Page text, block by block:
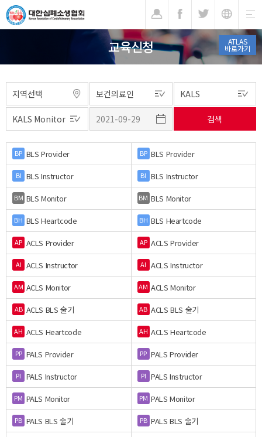
ATLAS
바로가기
교육신청
BP BLS Provider BP BLS Provider
BI BLS Instructor BI BLS Instructor
BM BLS Monitor BM BLS Monitor
BH BLS Heartcode BH BLS Heartcode
AP ACLS Provider AP ACLS Provider
AI ACLS Instructor AI ACLS Instructor
AM ACLS Monitor AM ACLS Monitor
AB ACLS BLS 술기 AB ACLS BLS 술기
AH ACLS Heartcode AH ACLS Heartcode
PP PALS Provider PP PALS Provider
PI PALS Instructor PI PALS Instructor
PM PALS Monitor PM PALS Monitor
PB PALS BLS 술기 PB PALS BLS 술기